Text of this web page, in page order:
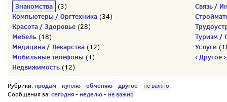
Знакомства (3)
Компьютеры / Оргтехника (34)
Красота / Здоровье (28)
Мебель (18)
Медицина / Лекарства (12)
Мобильные телефоны (1)
Недвижимость (12)
Связь /
Туризм /
Услуги
‹ Другое ›
Рубрики:продам-куплю-обменяю-другое- не важно
Сообщения за:сегодня-неделю- не важно